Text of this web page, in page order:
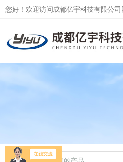
您好！欢迎访问成都亿宇科技有限公司